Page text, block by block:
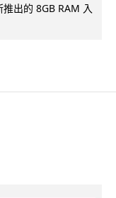
出的 8GB RAM 入